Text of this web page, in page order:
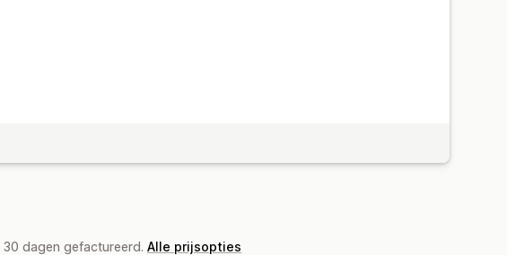
dagen gefactureerd. Alle prijsopties